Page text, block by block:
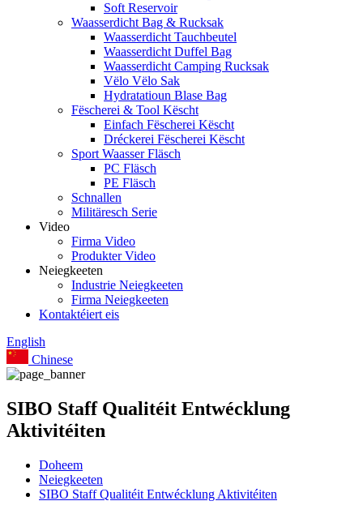
Soft Reservoir
Waasserdicht Bag & Rucksak
Waasserdicht Tauchbeutel
Waasserdicht Duffel Bag
Waasserdicht Camping Rucksak
Vëlo Vëlo Sak
Hydratatioun Blase Bag
Fëscherei & Tool Këscht
Einfach Fëscherei Këscht
Dréckerei Fëscherei Këscht
Sport Waasser Fläsch
PC Fläsch
PE Fläsch
Schnallen
Militäresch Serie
Video
Firma Video
Produkter Video
Neiegkeeten
Industrie Neiegkeeten
Firma Neiegkeeten
Kontaktéiert eis
English
Chinese
SIBO Staff Qualitéit Entwécklung
Aktivitéiten
Doheem
Neiegkeeten
SIBO Staff Qualitéit Entwécklung Aktivitéiten